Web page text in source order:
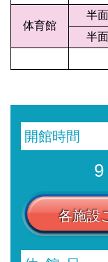
体育館
半面
半面
開館時間
各施設